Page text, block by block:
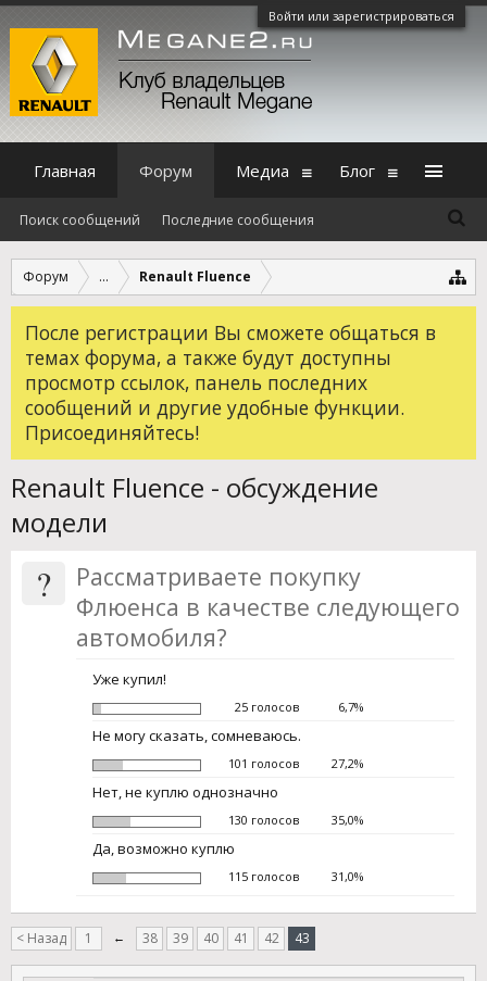
Войти или зарегистрироваться
Форум ... Renault Fluence
После регистрации Вы сможете общаться в
темах форума, а также будут доступны
просмотр ссылок, панель последних
сообщений и другие удобные функции.
Присоединяйтесь!
Renault Fluence - обсуждение
модели
?
Рассматриваете покупку
Флюенса в качестве следующего
автомобиля?
Уже купил!
25 голосов 6,7%
Не могу сказать, сомневаюсь.
101 голосов 27,2%
Нет, не куплю однозначно
130 голосов 35,0%
Да, возможно куплю
115 голосов 31,0%
< Назад 1 ← 38 39 40 41 42 43
Главная Форум
Поиск сообщений Последние сообщения
Медиа Блог